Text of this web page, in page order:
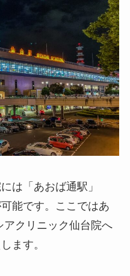
は「あおば通駅」
能です。ここではあ
クリニック仙台院へ
ます。